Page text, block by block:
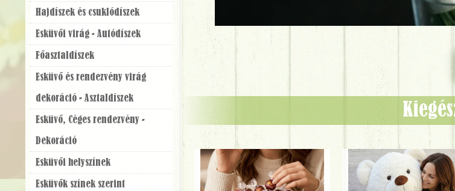
Hajdíszek és csuklódíszek
Esküvői virág - Autódíszek
Főasztaldíszek
Esküvő és rendezvény virág
dekoráció - Asztaldíszek
Esküvő, Céges rendezvény -
Dekoráció
Esküvői helyszínek
Esküvők színek szerint